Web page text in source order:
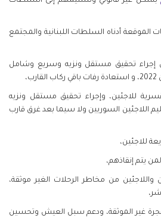
أدناه السلطات اللبنانية والمجتمع
إجراء تحقيق مستقل ونزيه وسريع وشامل
للاجئين، وإجراء تحقيق مستقل ونزيه
اللاجئين السوريين ولا سيما بعد غرق قارب
للاجئين،
يتم إنقاذهم،
واللاجئين من مخاطر الرحلات الغير موثقة،
غير الموثقة، ودعم سبل العيش وتحسين